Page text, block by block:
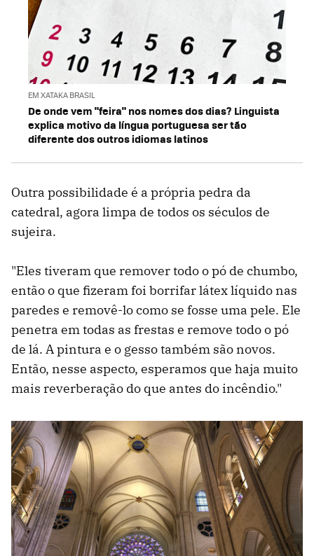
EM XATAKA BRASIL
De onde vem "feira" nos nomes dos dias? Linguista
explica motivo da língua portuguesa ser tão
diferente dos outros idiomas latinos
Outra possibilidade é a própria pedra da
catedral, agora limpa de todos os séculos de
sujeira.
"Eles tiveram que remover todo o pó de chumbo,
então o que fizeram foi borrifar látex líquido nas
paredes e removê-lo como se fosse uma pele. Ele
penetra em todas as frestas e remove todo o pó
de lá. A pintura e o gesso também são novos.
Então, nesse aspecto, esperamos que haja muito
mais reverberação do que antes do incêndio."